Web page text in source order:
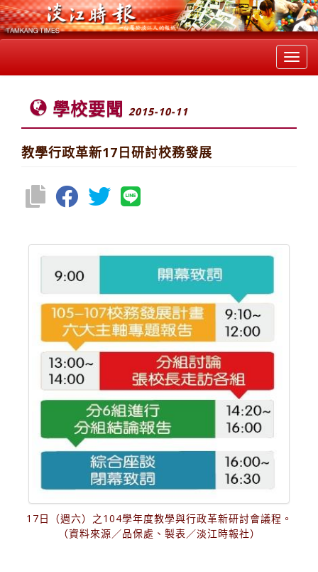
學校要聞 2015-10-11
教學行政革新17日研討校務發展
17日（週六）之104學年度教學與行政革新研討會議程。
（資料來源／品保處、製表／淡江時報社）